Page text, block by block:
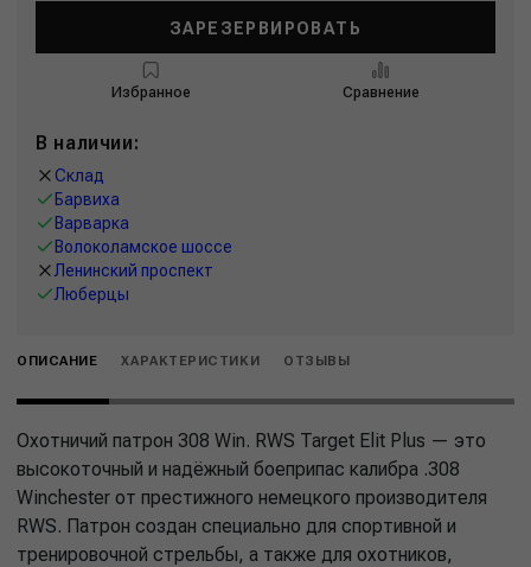
ЗАРЕЗЕРВИРОВАТЬ
Избранное Сравнение
В наличии:
Склад
Барвиха
Варварка
Волоколамское шоссе
Ленинский проспект
Люберцы
ОПИСАНИЕ ХАРАКТЕРИСТИКИ ОТЗЫВЫ
Охотничий патрон 308 Win. RWS Target Elit Plus — это
высокоточный и надёжный боеприпас калибра .308
Winchester от престижного немецкого производителя
RWS. Патрон создан специально для спортивной и
тренировочной стрельбы, а также для охотников,